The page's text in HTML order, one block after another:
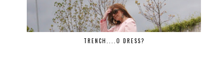
TRENCH....O DRESS?